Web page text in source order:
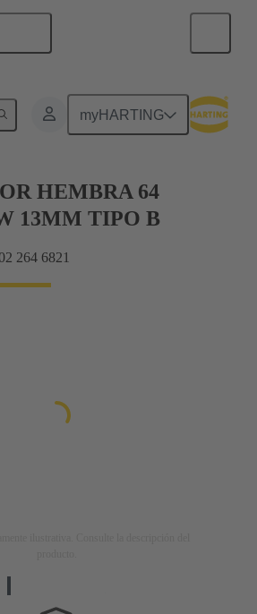
myHARTING
HEMBRA 64
13MM TIPO B
264 6821